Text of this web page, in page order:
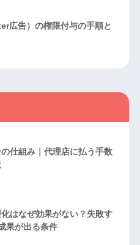
広告）の権限付与の手順と
仕組み｜代理店に払う手数
はなぜ効果がない？失敗す
果が出る条件